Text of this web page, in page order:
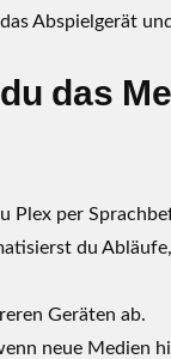
Abspielgerät
das
Plex per
du
Geräten ab.
neue Medien